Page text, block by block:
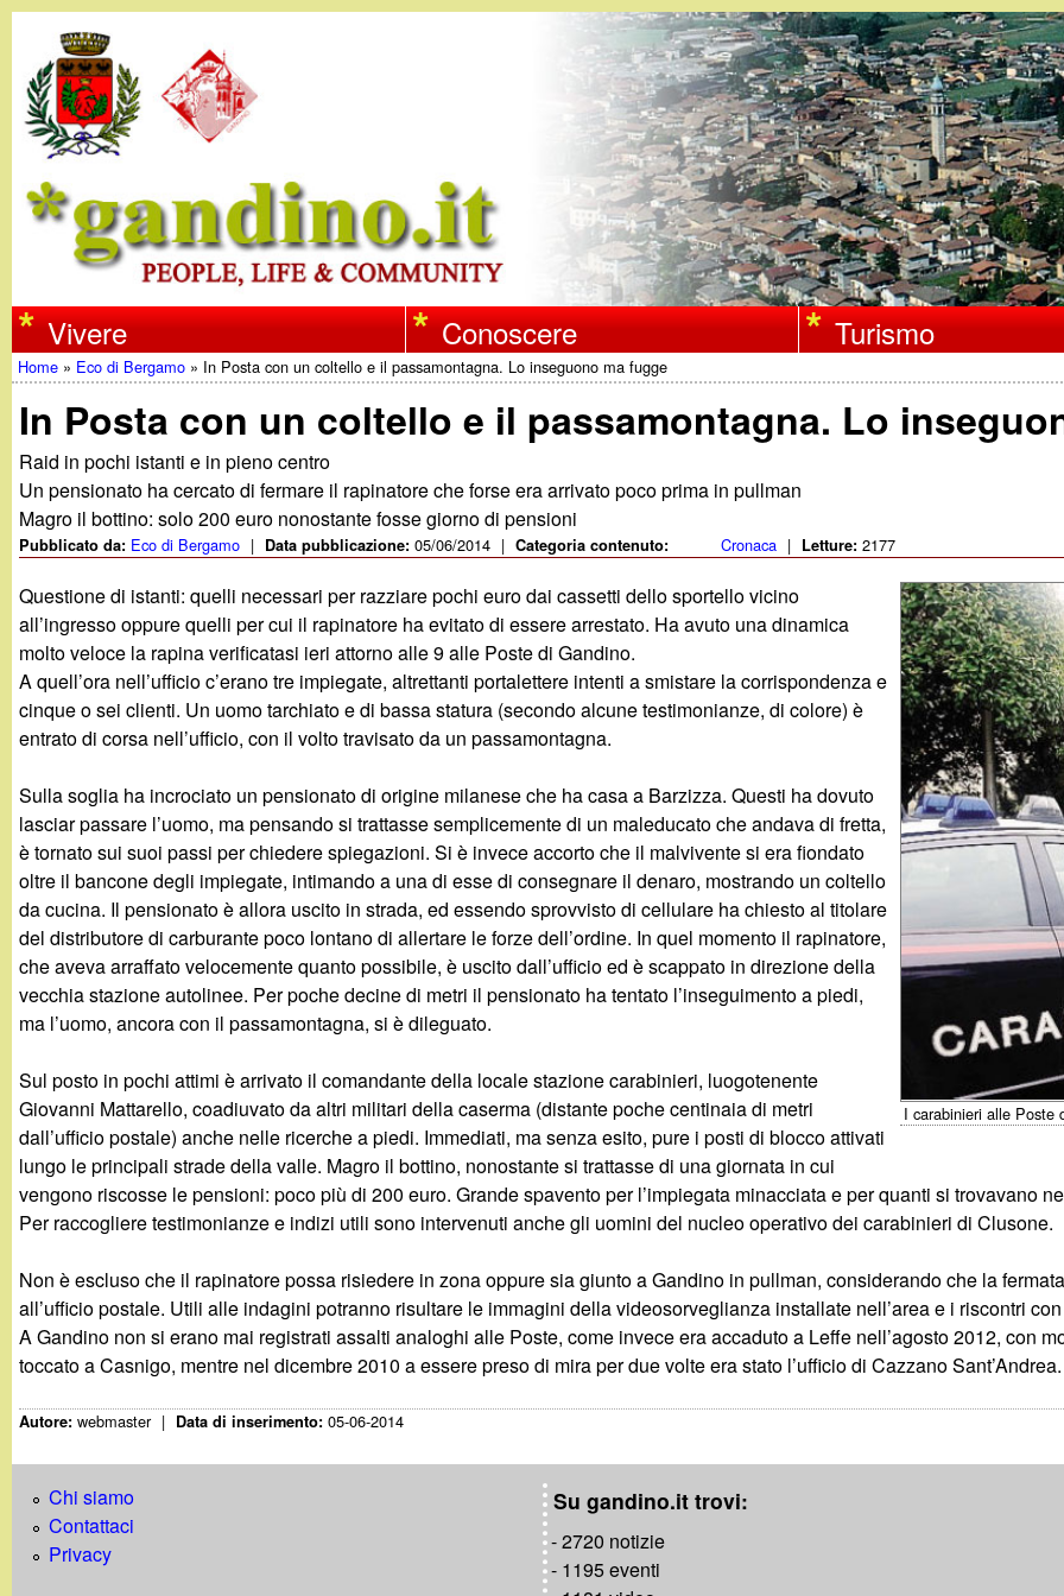
Salta
al
contenuto
principale
w
w
w
.
g
a
n
d
i
n
o
.
i
t
Vivere Conoscere Turismo
Tu
sei
qui
Home » Eco di Bergamo » In Posta con un coltello e il passamontagna. Lo inseguono ma fugge
In Posta con un coltello e il passamontagna. Lo
Raid in pochi istanti e in pieno centro
Un pensionato ha cercato di fermare il rapinatore che forse era arrivato poco prima in pullman
Magro il bottino: solo 200 euro nonostante fosse giorno di pensioni
Pubblicato da: Eco di Bergamo | Data pubblicazione:05/06/2014 | Categoria contenuto: Cronaca | Letture:2177
I carabinieri alle Poste
Questione di istanti: quelli necessari per razziare pochi euro dai cassetti dello sportello vicino
all’ingresso oppure quelli per cui il rapinatore ha evitato di essere arrestato. Ha avuto una dinamica
molto veloce la rapina verificatasi ieri attorno alle 9 alle Poste di Gandino.
A quell’ora nell’ufficio c’erano tre impiegate, altrettanti portalettere intenti a smistare la corrispondenza e
cinque o sei clienti. Un uomo tarchiato e di bassa statura (secondo alcune testimonianze, di colore) è
entrato di corsa nell’ufficio, con il volto travisato da un passamontagna.
Sulla soglia ha incrociato un pensionato di origine milanese che ha casa a Barzizza. Questi ha dovuto
lasciar passare l’uomo, ma pensando si trattasse semplicemente di un maleducato che andava di fretta,
è tornato sui suoi passi per chiedere spiegazioni. Si è invece accorto che il malvivente si era fiondato
oltre il bancone degli impiegate, intimando a una di esse di consegnare il denaro, mostrando un coltello
da cucina. Il pensionato è allora uscito in strada, ed essendo sprovvisto di cellulare ha chiesto al titolare
del distributore di carburante poco lontano di allertare le forze dell’ordine. In quel momento il rapinatore,
che aveva arraffato velocemente quanto possibile, è uscito dall’ufficio ed è scappato in direzione della
vecchia stazione autolinee. Per poche decine di metri il pensionato ha tentato l’inseguimento a piedi,
ma l’uomo, ancora con il passamontagna, si è dileguato.
Sul posto in pochi attimi è arrivato il comandante della locale stazione carabinieri, luogotenente
Giovanni Mattarello, coadiuvato da altri militari della caserma (distante poche centinaia di metri
dall’ufficio postale) anche nelle ricerche a piedi. Immediati, ma senza esito, pure i posti di blocco attivati
lungo le principali strade della valle. Magro il bottino, nonostante si trattasse di una giornata in cui
vengono riscosse le pensioni: poco più di 200 euro. Grande spavento per l’impiegata minacciata e per quanti si trovavano
Per raccogliere testimonianze e indizi utili sono intervenuti anche gli uomini del nucleo operativo dei carabinieri di Clusone.
Non è escluso che il rapinatore possa risiedere in zona oppure sia giunto a Gandino in pullman, considerando che la
all’ufficio postale. Utili alle indagini potranno risultare le immagini della videosorveglianza installate nell’area e i riscontri
A Gandino non si erano mai registrati assalti analoghi alle Poste, come invece era accaduto a Leffe nell’agosto 2012, con
toccato a Casnigo, mentre nel dicembre 2010 a essere preso di mira per due volte era stato l’ufficio di Cazzano Sant’Andrea.
Autore:webmaster | Data di inserimento:05-06-2014
Chi siamo
Contattaci
Privacy
Su gandino.it trovi:
- 2720 notizie
- 1195 eventi